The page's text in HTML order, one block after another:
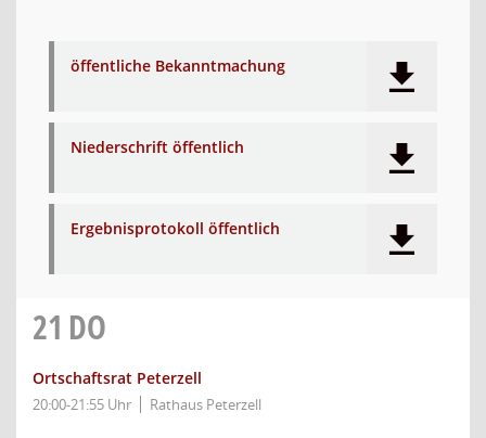
öffentliche Bekanntmachung
Niederschrift öffentlich
Ergebnisprotokoll öffentlich
21 DO
Ortschaftsrat Peterzell
20:00-21:55 Uhr Rathaus Peterzell